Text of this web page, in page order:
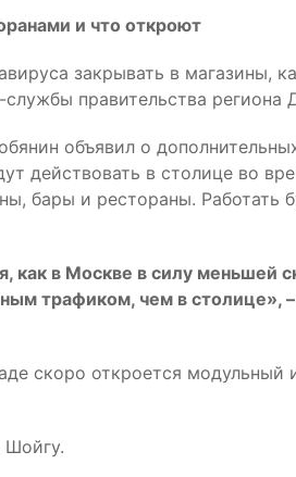
и что откроют
закрывать в магазины,
правительства региона
объявил о
действовать в столице во
бары и рестораны. Работать
как в Москве в силу меньшей
трафиком, чем в столице»,
скоро откроется модульный
Шойгу.